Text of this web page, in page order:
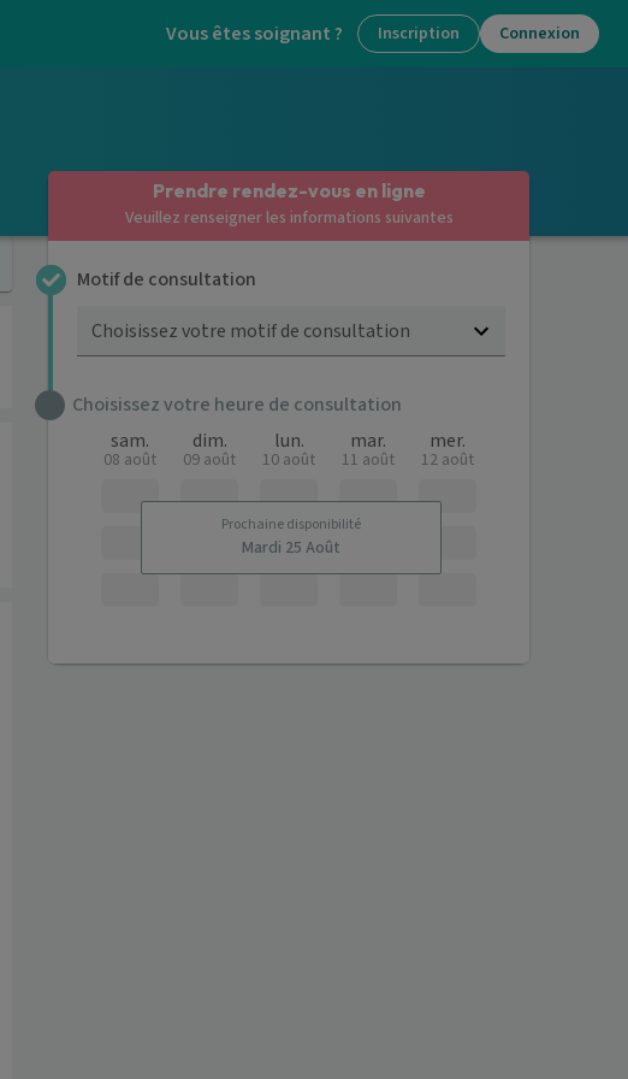
Vous êtes soignant ? Inscription Connexion
Prendre rendez-vous en ligne
Veuillez renseigner les informations suivantes
Motif de consultation
Choisissez votre motif de consultation
Choisissez votre heure de consultation
Prochaine disponibilité
Mardi 25 Août
sam.
08 août
dim.
09 août
lun.
10 août
mar.
11 août
mer.
12 août